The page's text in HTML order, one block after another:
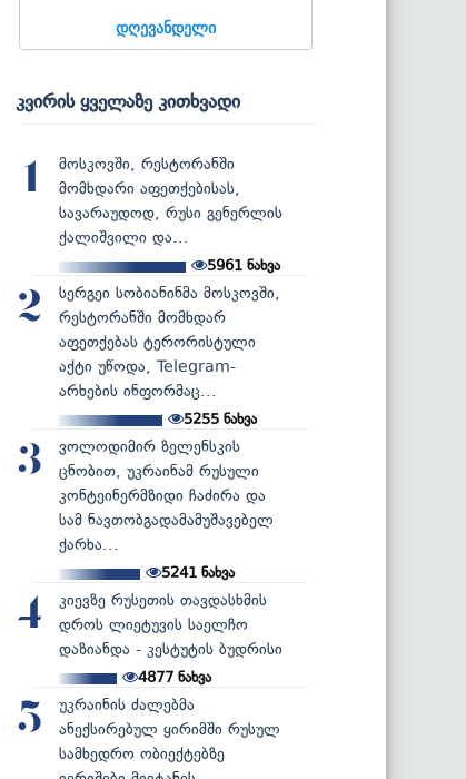
დღევანდელი
კვირის ყველაზე კითხვადი
1
მოსკოვში, რესტორანში
მომხდარი აფეთქებისას,
სავარაუდოდ, რუსი გენერლის
ქალიშვილი და...
5961 ნახვა
2
სერგეი სობიანინმა მოსკოვში,
რესტორანში მომხდარ
აფეთქებას ტერორისტული
აქტი უწოდა, Telegram-
არხების ინფორმაც...
5255 ნახვა
3
ვოლოდიმირ ზელენსკის
ცნობით, უკრაინამ რუსული
კონტეინერმზიდი ჩაძირა და
სამ ნავთობგადამამუშავებელ
ქარხა...
5241ნახვა
4
კიევზე რუსეთის თავდასხმის
დროს ლიეტუვის საელჩო
დაზიანდა - კესტუტის ბუდრისი
4877ნახვა
5
უკრაინის ძალებმა
ანექსირებულ ყირიმში რუსულ
სამხედრო ობიექტებზე